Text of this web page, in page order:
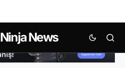
Ninja News